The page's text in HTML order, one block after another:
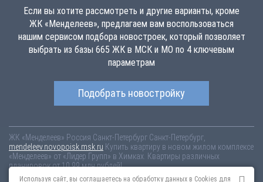
Если вы хотите рассмотреть и другие варианты, кроме
ЖК «Менделеев», предлагаем вам воспользоваться
нашим сервисом подбора новостроек, который позволяет
выбрать из базы 665 ЖК в МСК и МО по 4 ключевым
параметрам
Подобрать новостройку
ЖК «Менделеев» Россия Санкт-Петербург Санкт-Петербург,
mendeleev.novopoisk.msk.ru Купить квартиру в новом жилом комплексе
«Менделеев» от «Лидер Групп» в Химках. Квартиры различных
планировок от 10.99 млн рублей!
Используя сайт, вы соглашаетесь на обработку данных в Cookies для